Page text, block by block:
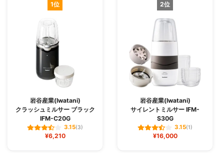
1位
岩谷産業(Iwatani)
クラッシュミルサー ブラック
IFM-C20G
3.15(3)
¥6,210
2位
岩谷産業(Iwatani)
サイレントミルサー IFM-
S30G
3.15(1)
¥16,000